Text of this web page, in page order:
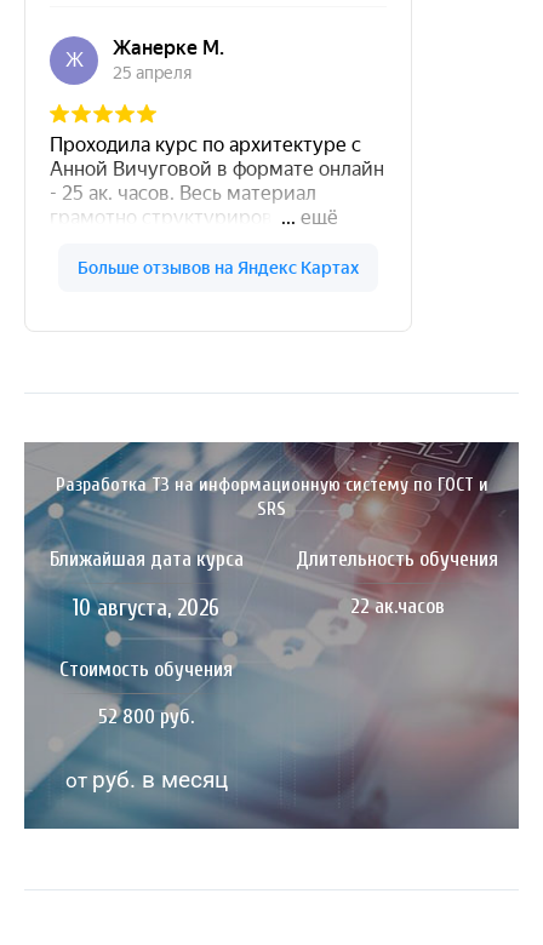
Разработка ТЗ на информационную систему по ГОСТ и
SRS
Ближайшая дата курса
10 августа, 2026
Длительность обучения
22 ак.часов
Стоимость обучения
52 800 руб.
от руб. в месяц